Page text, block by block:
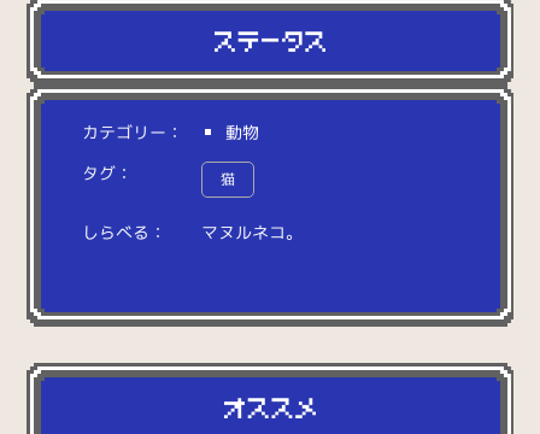
カテゴリー：
動物
タグ：
猫
しらべる： マヌルネコ。